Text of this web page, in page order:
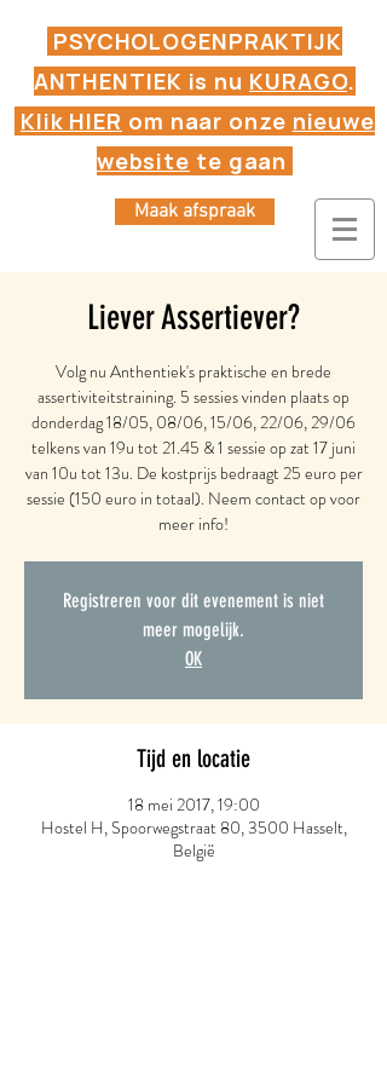
Maak afspraak
PSYCHOLOGENPRAKTIJK
ANTHENTIEK is nu KURAGO.
Klik HIER om naar onze nieuwe
website te gaan
Liever Assertiever?
Volg nu Anthentiek's praktische en brede
assertiviteitstraining. 5 sessies vinden plaats op
donderdag 18/05, 08/06, 15/06, 22/06, 29/06
telkens van 19u tot 21.45 & 1 sessie op zat 17 juni
van 10u tot 13u. De kostprijs bedraagt 25 euro per
sessie (150 euro in totaal). Neem contact op voor
meer info!
Registreren voor dit evenement is niet
meer mogelijk.
OK
Tijd en locatie
18 mei 2017, 19:00
Hostel H, Spoorwegstraat 80, 3500 Hasselt,
België